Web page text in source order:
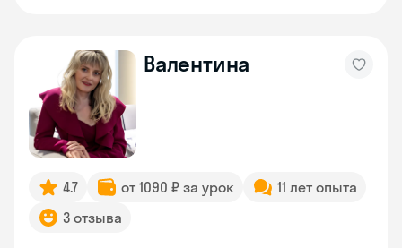
Валентина
4.7 от 1090 ₽ за урок
11 лет опыта
3 отзыва